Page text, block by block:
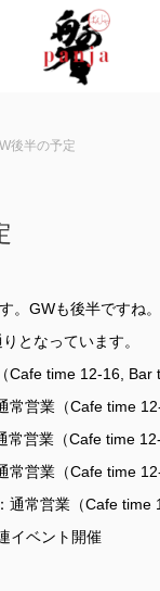
後半の予定
。GWも後半ですね
となっています。
Cafe time 12-16, Bar
常営業（Cafe time
常営業（Cafe time
常営業（Cafe time
通常営業（Cafe time
イベント開催